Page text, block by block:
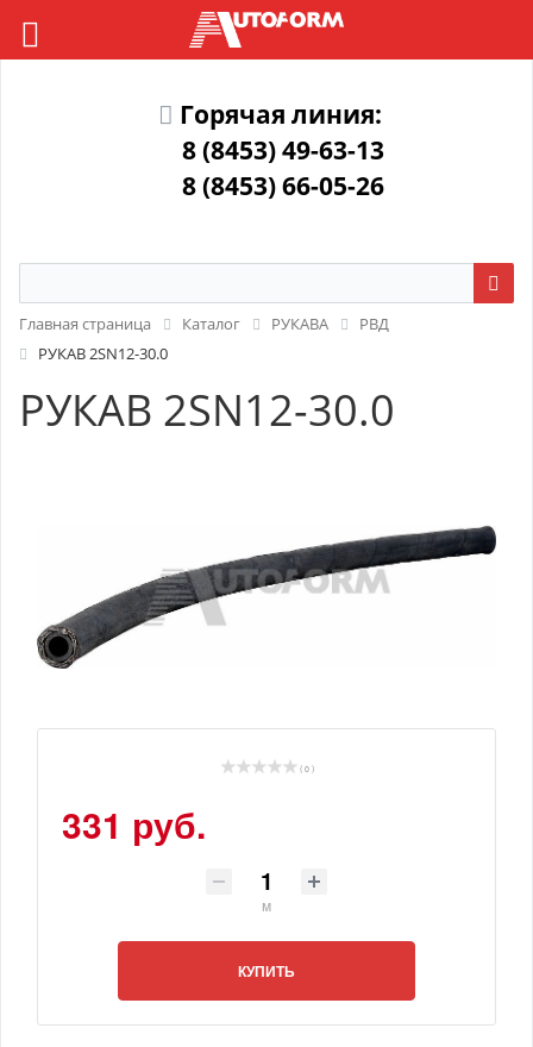
Горячая линия:
8 (8453) 49-63-13
8 (8453) 66-05-26
Главная страница Каталог РУКАВА
РВД
РУКАВ 2SN12-30.0
РУКАВ 2SN12-30.0
( 0 )
331 руб.
м
КУПИТЬ